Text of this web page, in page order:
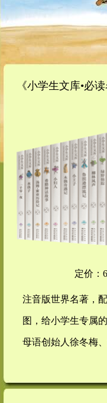
《小学生文库•必
定价：
注音版世界名著，
图，给小学生专属
母语创始人徐冬梅